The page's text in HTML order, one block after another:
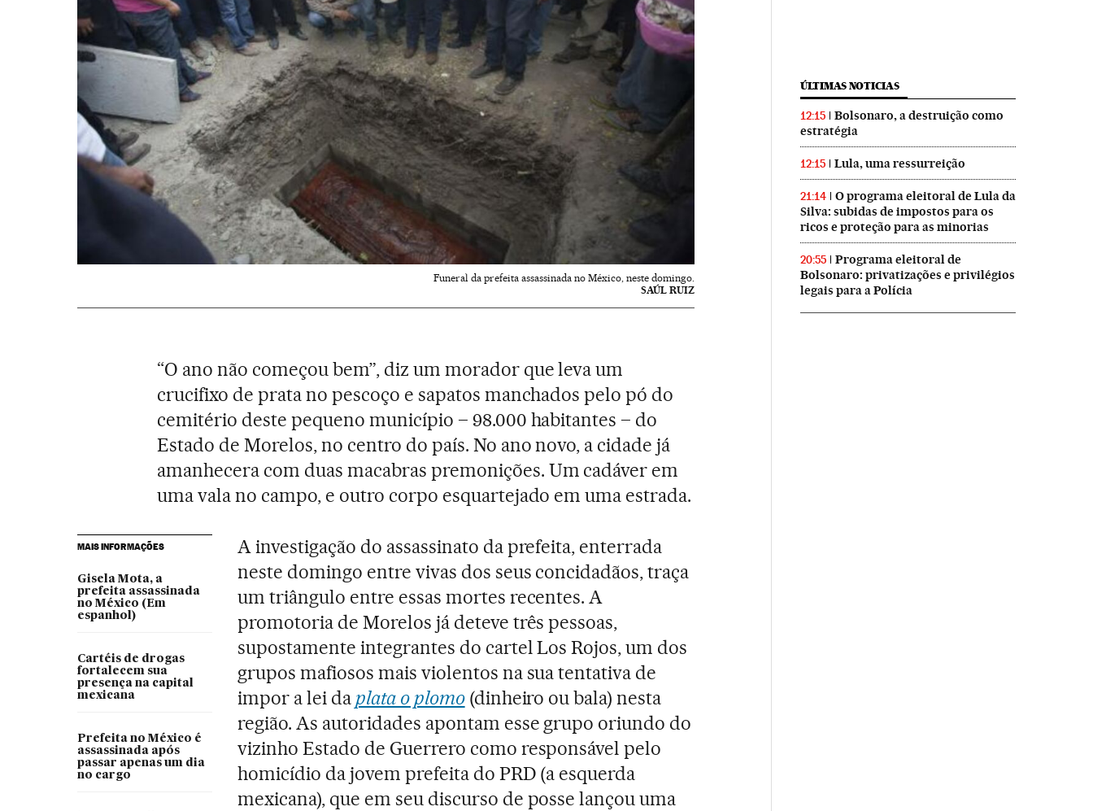
Funeral da prefeita assassinada no México, neste domingo.
SAÚL RUIZ
“O ano não começou bem”, diz um morador que leva um
crucifixo de prata no pescoço e sapatos manchados pelo pó do
cemitério deste pequeno município – 98.000 habitantes – do
Estado de Morelos, no centro do país. No ano novo, a cidade já
amanhecera com duas macabras premonições. Um cadáver em
uma vala no campo, e outro corpo esquartejado em uma estrada.
MAIS INFORMAÇÕES
Gisela Mota, a
prefeita assassinada
no México (Em
espanhol)
Cartéis de drogas
fortalecem sua
presença na capital
mexicana
Prefeita no México é
assassinada após
passar apenas um dia
no cargo
A investigação do assassinato da prefeita, enterrada
neste domingo entre vivas dos seus concidadãos, traça
um triângulo entre essas mortes recentes. A
promotoria de Morelos já deteve três pessoas,
supostamente integrantes do cartel Los Rojos, um dos
grupos mafiosos mais violentos na sua tentativa de
impor a lei da plata o plomo(dinheiro ou bala) nesta
região. As autoridades apontam esse grupo oriundo do
vizinho Estado de Guerrero como responsável pelo
homicídio da jovem prefeita do PRD (a esquerda
mexicana), que em seu discurso de posse lançou uma
ÚLTIMAS NOTICIAS
12:15
Bolsonaro, a destruição como
estratégia
12:15 Lula, uma ressurreição
21:14
O programa eleitoral de Lula da
Silva: subidas de impostos para os
ricos e proteção para as minorias
20:55
Programa eleitoral de
Bolsonaro: privatizações e privilégios
legais para a Polícia